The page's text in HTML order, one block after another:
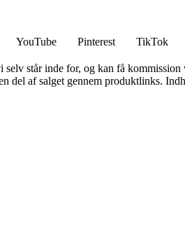
YouTube Pinterest TikTok
står inde for, og kan få kommission
af salget gennem produktlinks.